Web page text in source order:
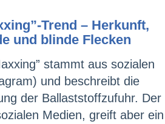
Trend – Herkunft,
und blinde Flecken
stammt aus sozialen
und beschreibt die
der Ballaststoffzufuhr. Der
Medien, greift aber ein